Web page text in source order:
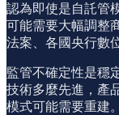
認為即使是自託管
可能需要大幅調整
法案、各國央行數
監管不確定性是穩
技術多麼先進，產
模式可能需要重建。